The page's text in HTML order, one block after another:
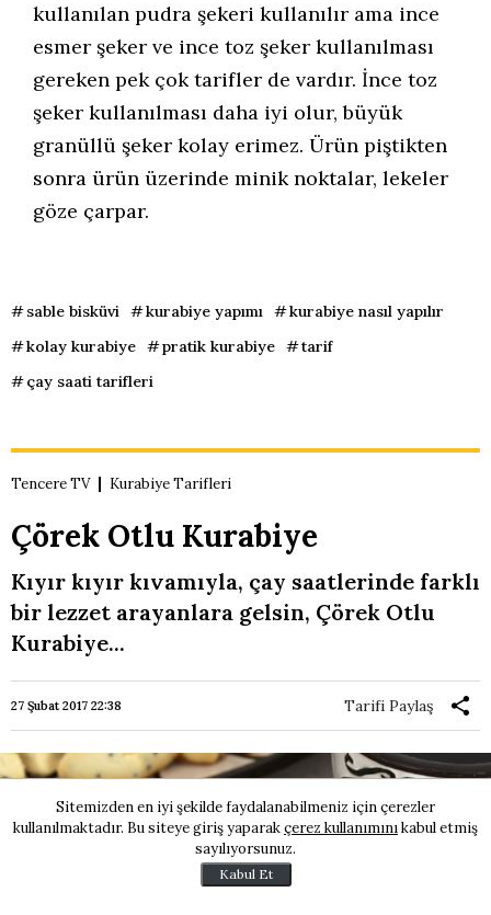
kullanılan pudra şekeri kullanılır ama ince
esmer şeker ve ince toz şeker kullanılması
gereken pek çok tarifler de vardır. İnce toz
şeker kullanılması daha iyi olur, büyük
granüllü şeker kolay erimez. Ürün piştikten
sonra ürün üzerinde minik noktalar, lekeler
göze çarpar.
sable bisküvi kurabiye yapımı
kurabiye nasıl yapılır
kolay kurabiye
pratik kurabiye
tarif
çay saati tarifleri
Tencere TV Kurabiye Tarifleri
Çörek Otlu Kurabiye
Kıyır kıyır kıvamıyla, çay saatlerinde farklı
bir lezzet arayanlara gelsin, Çörek Otlu
Kurabiye...
27 Şubat 2017 22:38 Tarifi Paylaş
Sitemizden en iyi şekilde faydalanabilmeniz için çerezler
kullanılmaktadır. Bu siteye giriş yaparakçerez kullanımınıkabul etmiş
sayılıyorsunuz.
Kabul Et